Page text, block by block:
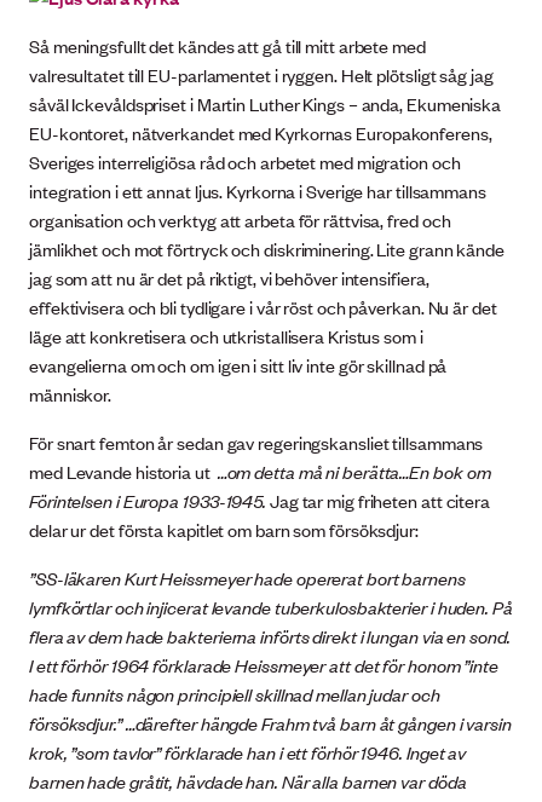
Så meningsfullt det kändes att gå till mitt arbete med
valresultatet till EU-parlamentet i ryggen. Helt plötsligt såg jag
såväl Ickevåldspriset i Martin Luther Kings – anda, Ekumeniska
EU-kontoret, nätverkandet med Kyrkornas Europakonferens,
Sveriges interreligiösa råd och arbetet med migration och
integration i ett annat ljus. Kyrkorna i Sverige har tillsammans
organisation och verktyg att arbeta för rättvisa, fred och
jämlikhet och mot förtryck och diskriminering. Lite grann kände
jag som att nu är det på riktigt, vi behöver intensifiera,
effektivisera och bli tydligare i vår röst och påverkan. Nu är det
läge att konkretisera och utkristallisera Kristus som i
evangelierna om och om igen i sitt liv inte gör skillnad på
människor.
För snart femton år sedan gav regeringskansliet tillsammans
med Levande historia ut …om detta må ni berätta…En bok om
Förintelsen i Europa 1933-1945.Jag tar mig friheten att citera
delar ur det första kapitlet om barn som försöksdjur:
”SS-läkaren Kurt Heissmeyer hade opererat bort barnens
lymfkörtlar och injicerat levande tuberkulosbakterier i huden. På
flera av dem hade bakterierna införts direkt i lungan via en sond.
I ett förhör 1964 förklarade Heissmeyer att det för honom ”inte
hade funnits någon principiell skillnad mellan judar och
försöksdjur.” …därefter hängde Frahm två barn åt gången i varsin
krok, ”som tavlor” förklarade han i ett förhör 1946. Inget av
barnen hade gråtit, hävdade han. När alla barnen var döda